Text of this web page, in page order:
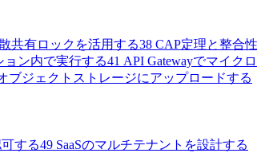
共有ロックを活用する38 CAP定理と整合
ン内で実行する41 API Gatewayでマイク
ブジェクトストレージにアップロードする
する49 SaaSのマルチテナントを設計する